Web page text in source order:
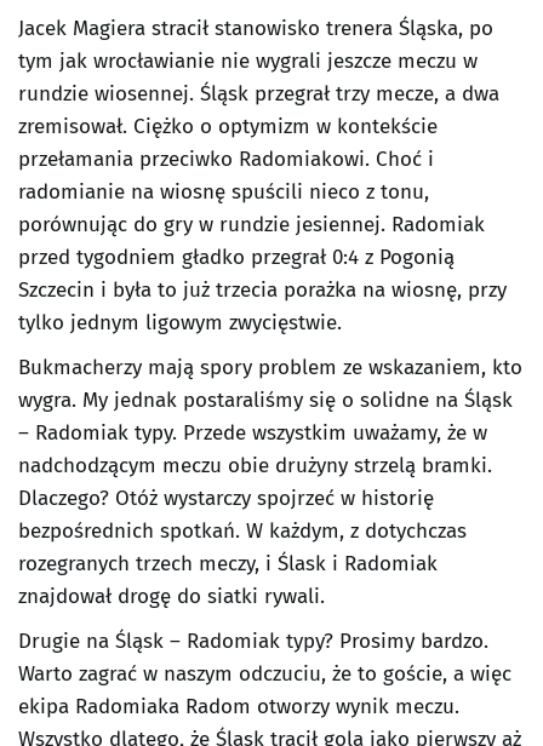
Jacek Magiera stracił stanowisko trenera Śląska, po
tym jak wrocławianie nie wygrali jeszcze meczu w
rundzie wiosennej. Śląsk przegrał trzy mecze, a dwa
zremisował. Ciężko o optymizm w kontekście
przełamania przeciwko Radomiakowi. Choć i
radomianie na wiosnę spuścili nieco z tonu,
porównując do gry w rundzie jesiennej. Radomiak
przed tygodniem gładko przegrał 0:4 z Pogonią
Szczecin i była to już trzecia porażka na wiosnę, przy
tylko jednym ligowym zwycięstwie.
Bukmacherzy mają spory problem ze wskazaniem, kto
wygra. My jednak postaraliśmy się o solidne na Śląsk
– Radomiak typy. Przede wszystkim uważamy, że w
nadchodzącym meczu obie drużyny strzelą bramki.
Dlaczego? Otóż wystarczy spojrzeć w historię
bezpośrednich spotkań. W każdym, z dotychczas
rozegranych trzech meczy, i Ślask i Radomiak
znajdował drogę do siatki rywali.
Drugie na Śląsk – Radomiak typy? Prosimy bardzo.
Warto zagrać w naszym odczuciu, że to goście, a więc
ekipa Radomiaka Radom otworzy wynik meczu.
Wszystko dlatego, że Śląsk tracił gola jako pierwszy aż